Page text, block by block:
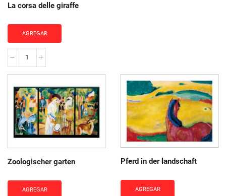
La corsa delle giraffe
AGREGAR
La
corsa
delle
giraffe
cantidad
Zoologischer garten
AGREGAR
Pferd in der landschaft
AGREGAR